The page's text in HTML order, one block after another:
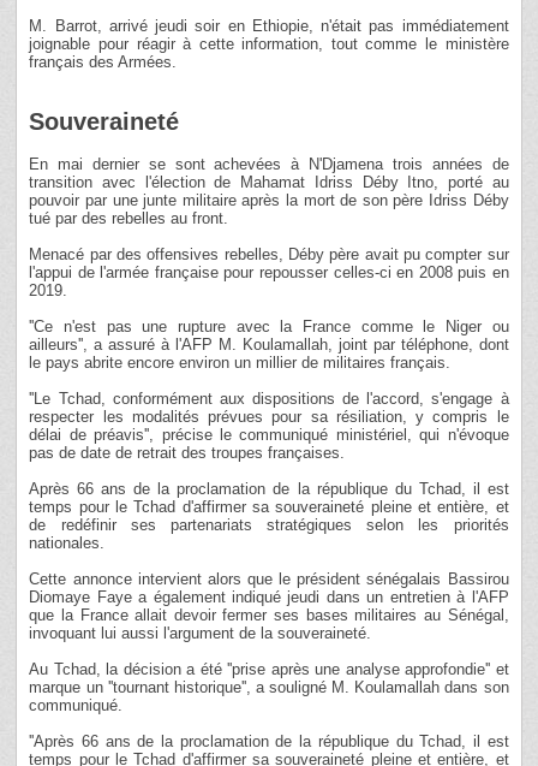
M. Barrot, arrivé jeudi soir en Ethiopie, n'était pas immédiatement
joignable pour réagir à cette information, tout comme le ministère
français des Armées.
Souveraineté
En mai dernier se sont achevées à N'Djamena trois années de
transition avec l'élection de Mahamat Idriss Déby Itno, porté au
pouvoir par une junte militaire après la mort de son père Idriss Déby
tué par des rebelles au front.
Menacé par des offensives rebelles, Déby père avait pu compter sur
l'appui de l'armée française pour repousser celles-ci en 2008 puis en
2019.
''Ce n'est pas une rupture avec la France comme le Niger ou
ailleurs'', a assuré à l'AFP M. Koulamallah, joint par téléphone, dont
le pays abrite encore environ un millier de militaires français.
''Le Tchad, conformément aux dispositions de l'accord, s'engage à
respecter les modalités prévues pour sa résiliation, y compris le
délai de préavis'', précise le communiqué ministériel, qui n'évoque
pas de date de retrait des troupes françaises.
Après 66 ans de la proclamation de la république du Tchad, il est
temps pour le Tchad d'affirmer sa souveraineté pleine et entière, et
de redéfinir ses partenariats stratégiques selon les priorités
nationales.
Cette annonce intervient alors que le président sénégalais Bassirou
Diomaye Faye a également indiqué jeudi dans un entretien à l'AFP
que la France allait devoir fermer ses bases militaires au Sénégal,
invoquant lui aussi l'argument de la souveraineté.
Au Tchad, la décision a été ''prise après une analyse approfondie'' et
marque un ''tournant historique'', a souligné M. Koulamallah dans son
communiqué.
''Après 66 ans de la proclamation de la république du Tchad, il est
temps pour le Tchad d'affirmer sa souveraineté pleine et entière, et